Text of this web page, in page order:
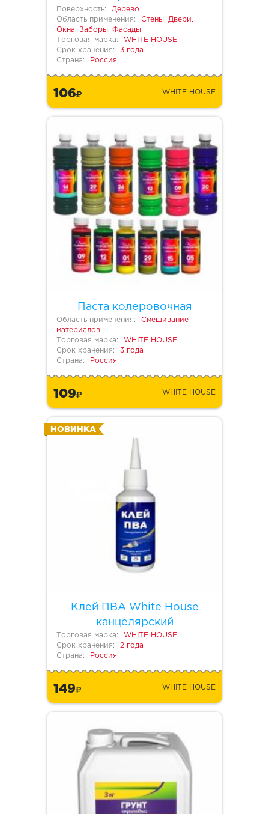
Поверхность:
Дерево
Область применения:
Стены, Двери,
Окна, Заборы, Фасады
Торговая марка:
WHITE HOUSE
Срок хранения:
3 года
Страна:
Россия
106 WHITE HOUSE
Паста колеровочная
Область применения:
Смешивание
материалов
Торговая марка:
WHITE HOUSE
Срок хранения:
3 года
Страна:
Россия
109 WHITE HOUSE
Клей ПВА White House
канцелярский
НОВИНКА
Торговая марка:
WHITE HOUSE
Срок хранения:
2 года
Страна:
Россия
149 WHITE HOUSE